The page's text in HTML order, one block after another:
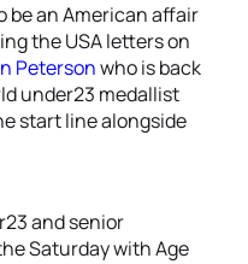
be an American affair
the USA letters on
Petersonwho is back
under23 medallist
start line alongside
and senior
Saturday with Age